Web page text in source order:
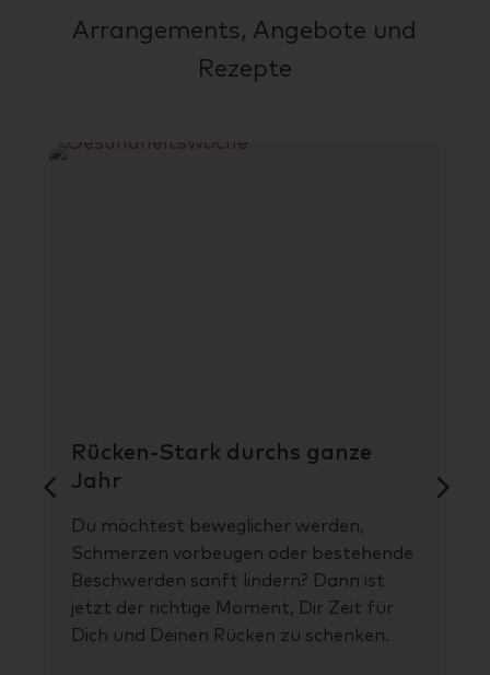
Arrangements, Angebote und
Rezepte
Rücken-Stark durchs ganze
Jahr
Du möchtest beweglicher werden,
Schmerzen vorbeugen oder bestehende
Beschwerden sanft lindern? Dann ist
jetzt der richtige Moment, Dir Zeit für
Dich und Deinen Rücken zu schenken.